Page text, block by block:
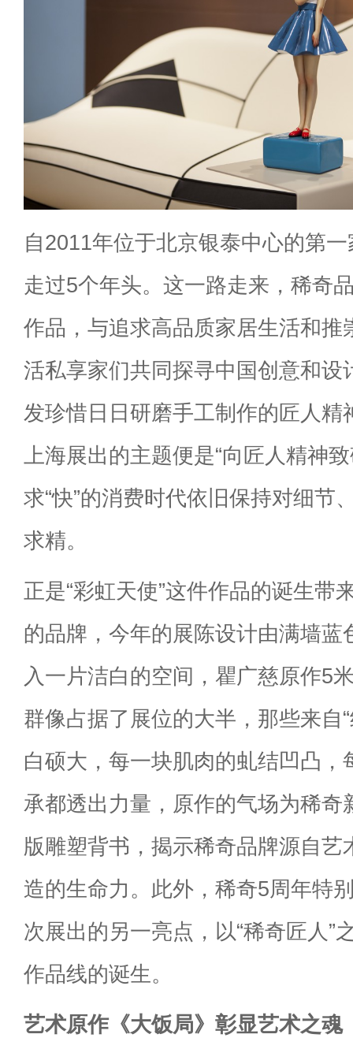
自2011年位于北京银泰中心的第
走过5个年头。这一路走来，稀奇
作品，与追求高品质家居生活和推
活私享家们共同探寻中国创意和设
发珍惜日日研磨手工制作的匠人精
上海展出的主题便是“向匠人精神
求“快”的消费时代依旧保持对细节
求精。
正是“彩虹天使”这件作品的诞生带
的品牌，今年的展陈设计由满墙蓝
入一片洁白的空间，瞿广慈原作5
群像占据了展位的大半，那些来自
白硕大，每一块肌肉的虬结凹凸，
承都透出力量，原作的气场为稀奇
版雕塑背书，揭示稀奇品牌源自艺
造的生命力。此外，稀奇5周年特
次展出的另一亮点，以“稀奇匠人”
作品线的诞生。
艺术原作《大饭局》彰显艺术之魂